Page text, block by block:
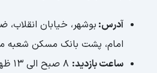
آدرس: بوشهر، خیابان
امام، پشت بانک مسکن شعبه
ساعت بازدید: